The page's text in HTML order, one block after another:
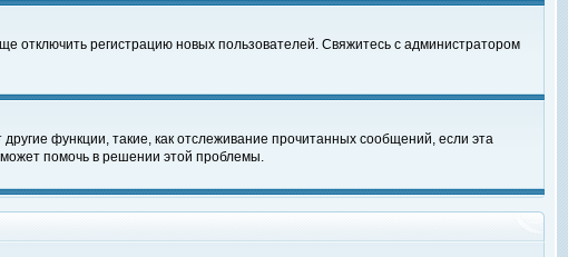
отключить регистрацию новых пользователей. Свяжитесь с администратором
функции, такие, как отслеживание прочитанных сообщений, если эта
помочь в решении этой проблемы.